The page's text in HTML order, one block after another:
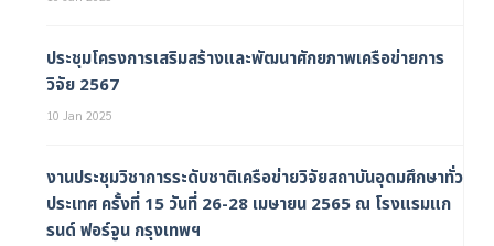
ประชุมโครงการเสริมสร้างและพัฒนาศักยภาพเครือข่ายการ
วิจัย 2567
10 Jan 2025
งานประชุมวิชาการระดับชาติเครือข่ายวิจัยสถาบันอุดมศึกษาทั่ว
ประเทศ ครั้งที่ 15 วันที่ 26-28 เมษายน 2565 ณ โรงแรมแก
รนด์ ฟอร์จูน กรุงเทพฯ